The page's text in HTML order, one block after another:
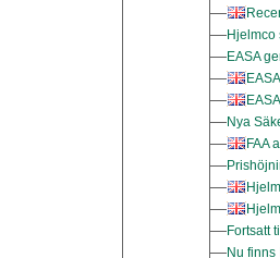
Hjelmco
EASA
Nya
FAA
Fortsatt
Nu